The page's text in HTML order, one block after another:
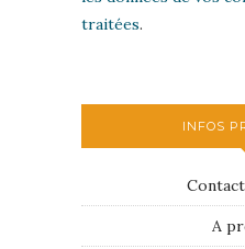
traitées.
INFOS
A